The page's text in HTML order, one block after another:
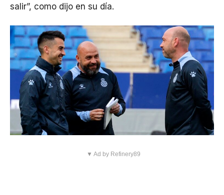
salir”, como dijo en su día.
▼ Ad by Refinery89